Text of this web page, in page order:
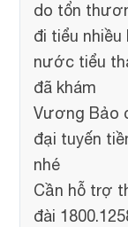
do tổn
đi tiểu
nước tiểu
đã khám
Vương Bảo
đại tuyến
nhé
Cần hỗ trợ
đài